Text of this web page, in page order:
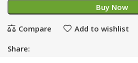
Buy Now
Compare Add to wishlist
Share: